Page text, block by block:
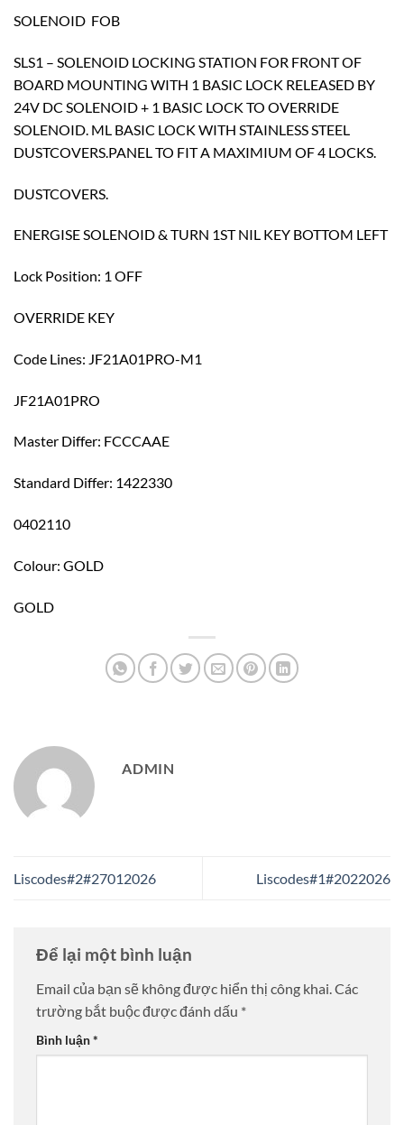
SOLENOID FOB
SLS1 – SOLENOID LOCKING STATION FOR FRONT OF
BOARD MOUNTING WITH 1 BASIC LOCK RELEASED BY
24V DC SOLENOID + 1 BASIC LOCK TO OVERRIDE
SOLENOID. ML BASIC LOCK WITH STAINLESS STEEL
DUSTCOVERS.PANEL TO FIT A MAXIMIUM OF 4 LOCKS.
DUSTCOVERS.
ENERGISE SOLENOID & TURN 1ST NIL KEY BOTTOM LEFT
Lock Position: 1 OFF
OVERRIDE KEY
Code Lines: JF21A01PRO-M1
JF21A01PRO
Master Differ: FCCCAAE
Standard Differ: 1422330
0402110
Colour: GOLD
GOLD
ADMIN
Liscodes#2#27012026 Liscodes#1#2022026
Để lại một bình luận
Email của bạn sẽ không được hiển thị công khai. Các
trường bắt buộc được đánh dấu *
Bình luận*